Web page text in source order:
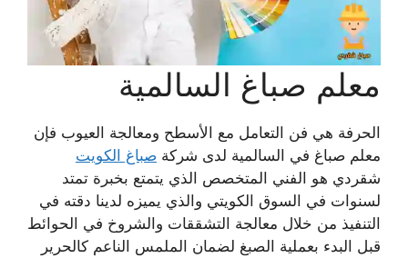
​معلم صباغ السالمية
​الحرفة هي فن التعامل مع الأسطح ومعالجة العيوب فإن
معلم صباغ في السالمية لدى شركة صباغ الكويت
شقردي هو الفني المتخصص الذي يتمتع بخبرة تمتد
لسنوات في السوق الكويتي والذي يميزه لدينا ​دقته في
التنفيذ من خلال معالجة التشققات والشروخ في الحوائط
قبل البدء بعملية الصبغ لضمان الملمس الناعم كالحرير